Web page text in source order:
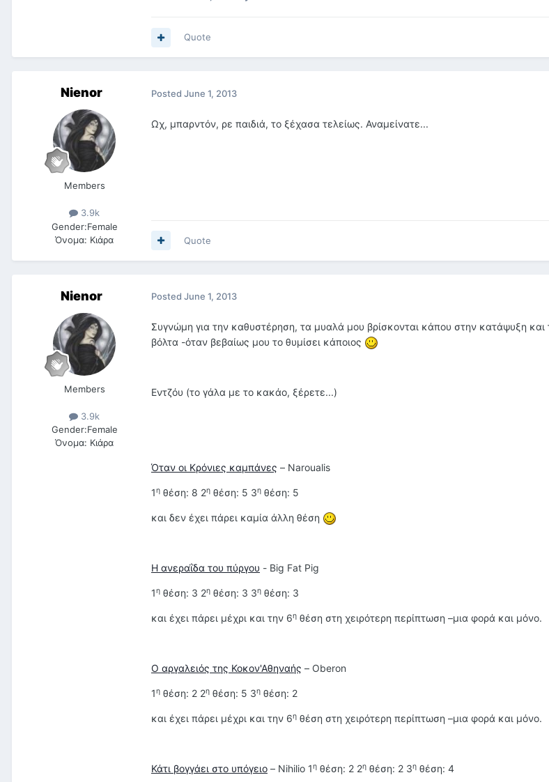
Quote
Nienor
Members
3.9k
Gender:Female
Όνομα: Κιάρα
Posted June 1, 2013
Ωχ, μπαρντόν, ρε παιδιά, το ξέχασα τελείως. Αναμείνατε...
Quote
Nienor
Members
3.9k
Gender:Female
Όνομα: Κιάρα
Posted June 1, 2013
Συγνώμη για την καθυστέρηση, τα μυαλά μου βρίσκονται κάπου στην κατάψυξη και
βόλτα -όταν βεβαίως μου το θυμίσει κάποιος
Εντζόυ (το γάλα με το κακάο, ξέρετε...)
Όταν οι Κρόνιες καμπάνες – Naroualis
1η θέση: 8 2η θέση: 5 3η θέση: 5
και δεν έχει πάρει καμία άλλη θέση
Η ανεραΐδα του πύργου - Big Fat Pig
1η θέση: 3 2η θέση: 3 3η θέση: 3
και έχει πάρει μέχρι και την 6η θέση στη χειρότερη περίπτωση –μια φορά και μόνο.
Ο αργαλειός της Κοκον'Αθηναής – Oberon
1η θέση: 2 2η θέση: 5 3η θέση: 2
και έχει πάρει μέχρι και την 6η θέση στη χειρότερη περίπτωση –μια φορά και μόνο.
Κάτι βογγάει στο υπόγειο – Nihilio 1η θέση: 2 2η θέση: 2 3η θέση: 4